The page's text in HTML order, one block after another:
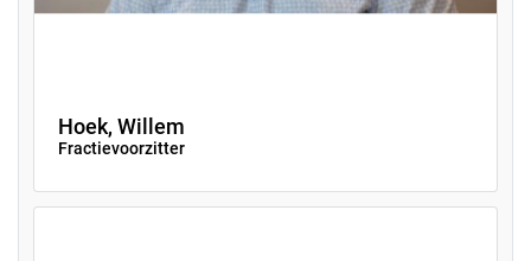
Hoek, Willem
Fractievoorzitter